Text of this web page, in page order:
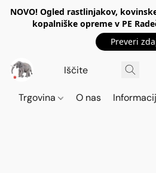
NOVO! Ogled rastlinjakov,
kopalniške opreme v PE
Preveri
Trgovina O nas